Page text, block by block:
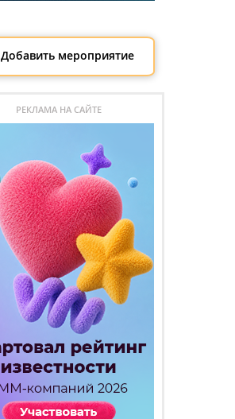
Добавить мероприятие
РЕКЛАМА НА САЙТЕ